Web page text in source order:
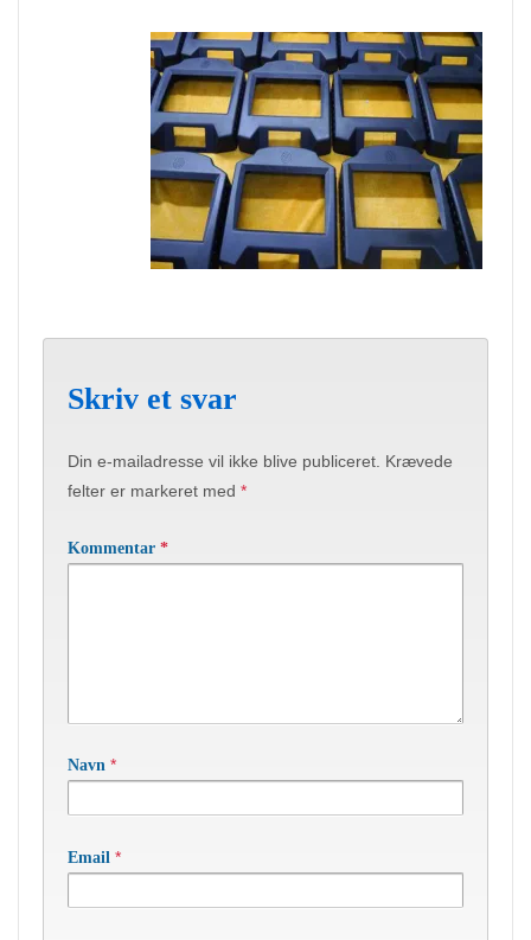
Skriv et svar
Din e-mailadresse vil ikke blive publiceret. Krævede
felter er markeret med *
Kommentar *
Navn *
Email *